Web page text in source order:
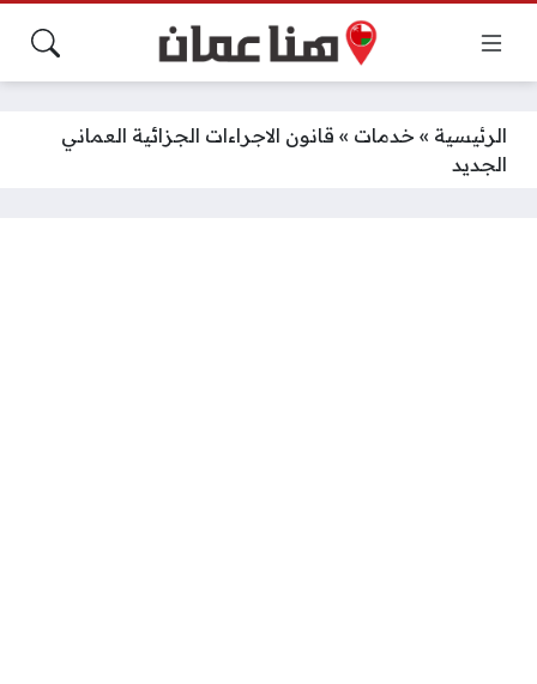
الرئيسية » خدمات » قانون الاجراءات الجزائية العماني
الجديد